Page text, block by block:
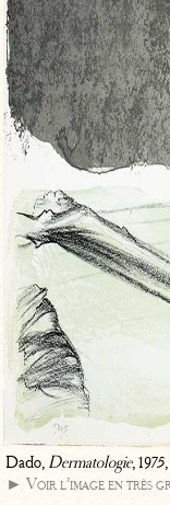
Dado, Dermatologie,
► Voir l’image en très